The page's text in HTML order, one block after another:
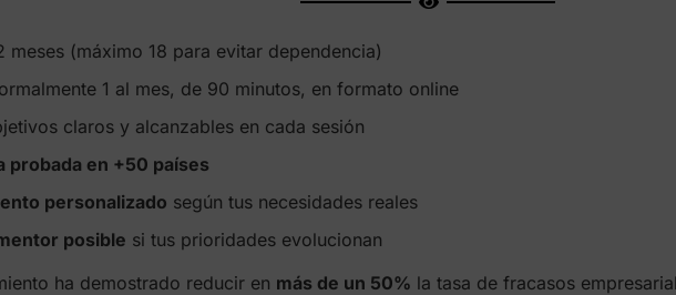
meses (máximo 18 para evitar dependencia)
1 al mes, de 90 minutos, en formato online
claros y alcanzables en cada sesión
probada en +50 países
personalizado según tus necesidades reales
posible si tus prioridades evolucionan
ha demostrado reducir en más de un 50% la tasa de fracasos